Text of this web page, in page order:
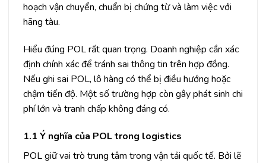
hoạch vận chuyển, chuẩn bị chứng từ và làm việc với
hãng tàu.
Hiểu đúng POL rất quan trọng. Doanh nghiệp cần xác
định chính xác để tránh sai thông tin trên hợp đồng.
Nếu ghi sai POL, lô hàng có thể bị điều hướng hoặc
chậm tiến độ. Một số trường hợp còn gây phát sinh chi
phí lớn và tranh chấp không đáng có.
1.1 Ý nghĩa của POL trong logistics
POL giữ vai trò trung tâm trong vận tải quốc tế. Bởi lẽ